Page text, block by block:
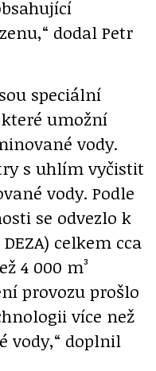
dodal Petr
speciální
umožní
vody.
s uhlím vyčistit
vody. Podle
se odvezlo k
celkem cca
4 000 m³
provozu prošlo
více než
vody,“ doplnil